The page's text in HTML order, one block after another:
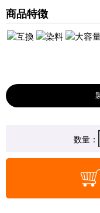
MFC-695CDN
MFC-695CDWN
MFC-735CD
MFC-J700DW
MFC-J855DN/DWN
商品特徴
製品スペック
数量：